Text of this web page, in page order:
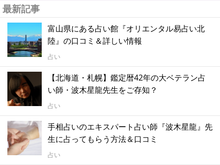
最新記事
富山県にある占い館『オリエンタル易占い北
陸』の口コミ＆詳しい情報
占い
【北海道・札幌】鑑定暦42年の大ベテラン占
い師・波木星龍先生をご存知？
占い
手相占いのエキスパート占い師『波木星龍』先
生に占ってもらう方法＆口コミ
占い